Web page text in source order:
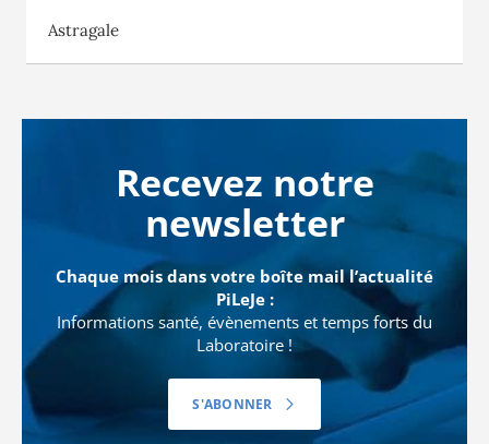
Astragale
Recevez notre
newsletter
Chaque mois dans votre boîte mail l’actualité
PiLeJe :
Informations santé, évènements et temps forts du
Laboratoire !
S'ABONNER